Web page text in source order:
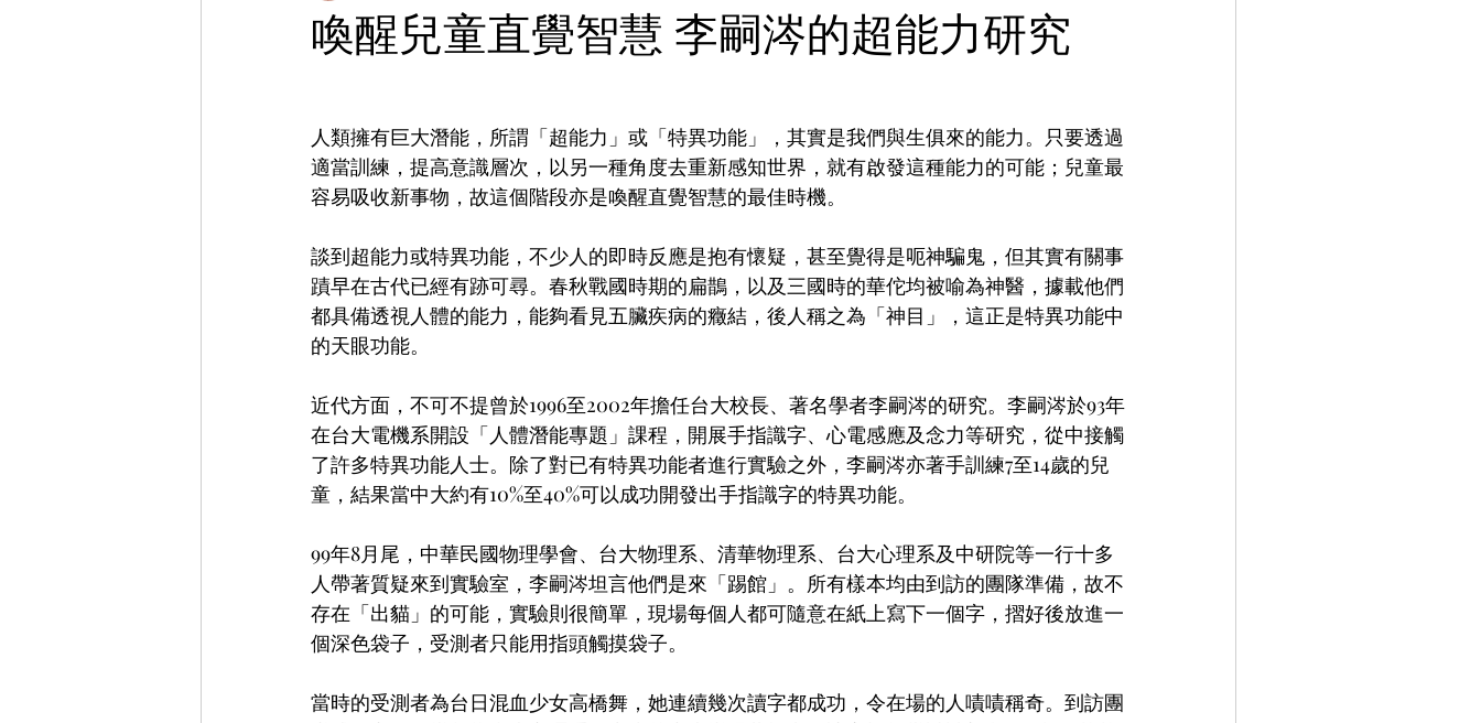
喚醒兒童直覺智慧 李嗣涔的超能力研究
人類擁有巨大潛能，所謂「超能力」或「特異功能」，其實是我們與生俱來的能力。只要透過
適當訓練，提高意識層次，以另一種角度去重新感知世界，就有啟發這種能力的可能；兒童最
容易吸收新事物，故這個階段亦是喚醒直覺智慧的最佳時機。
談到超能力或特異功能，不少人的即時反應是抱有懷疑，甚至覺得是呃神騙鬼，但其實有關事
蹟早在古代已經有跡可尋。春秋戰國時期的扁鵲，以及三國時的華佗均被喻為神醫，據載他們
都具備透視人體的能力，能夠看見五臟疾病的癥結，後人稱之為「神目」，這正是特異功能中
的天眼功能。
近代方面，不可不提曾於1996至2002年擔任台大校長、著名學者李嗣涔的研究。李嗣涔於93年
在台大電機系開設「人體潛能專題」課程，開展手指識字、心電感應及念力等研究，從中接觸
了許多特異功能人士。除了對已有特異功能者進行實驗之外，李嗣涔亦著手訓練7至14歲的兒
童，結果當中大約有10%至40%可以成功開發出手指識字的特異功能。
99年8月尾，中華民國物理學會、台大物理系、清華物理系、台大心理系及中研院等一行十多
人帶著質疑來到實驗室，李嗣涔坦言他們是來「踢館」。所有樣本均由到訪的團隊準備，故不
存在「出貓」的可能，實驗則很簡單，現場每個人都可隨意在紙上寫下一個字，摺好後放進一
個深色袋子，受測者只能用指頭觸摸袋子。
當時的受測者為台日混血少女高橋舞，她連續幾次讀字都成功，令在場的人嘖嘖稱奇。到訪團